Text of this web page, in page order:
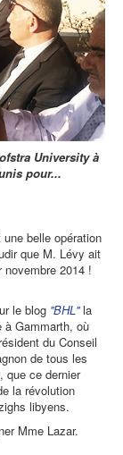
University à
pour...
belle opération
que M. Lévy ait
2014 !
le blog ''BHL''la
à Gammarth, où
du Conseil
de tous les
que ce dernier
la révolution
libyens.
Mme Lazar.